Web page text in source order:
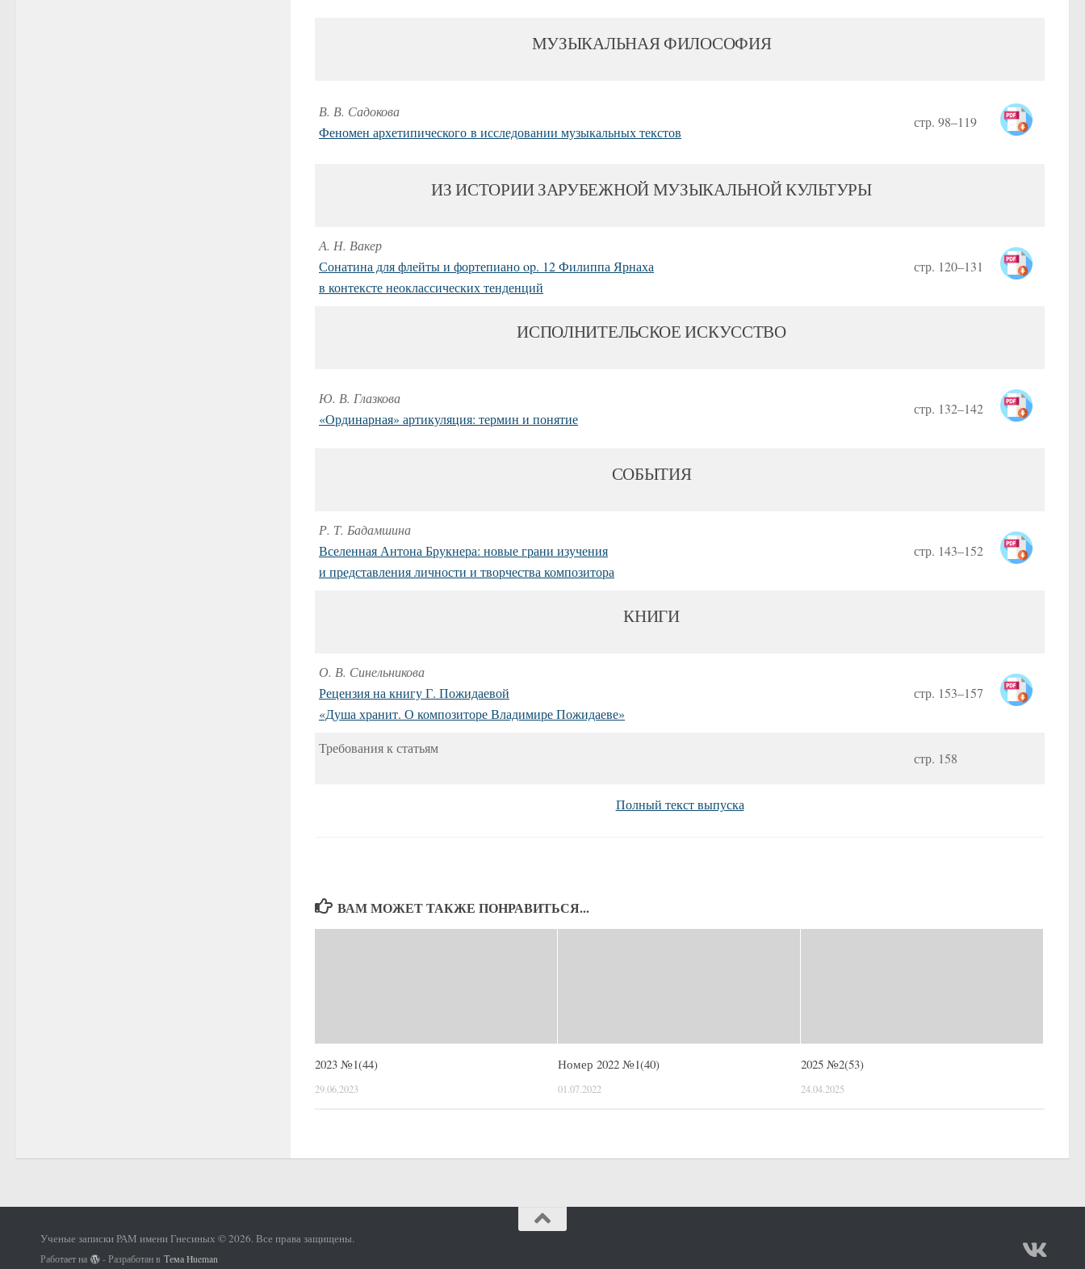
МУЗЫКАЛЬНАЯ ФИЛОСОФИЯ
В. В. Садокова
Феномен архетипического в исследовании музыкальных текстов
стр. 98–119
ИЗ ИСТОРИИ ЗАРУБЕЖНОЙ МУЗЫКАЛЬНОЙ КУЛЬТУРЫ
А. Н. Вакер
Сонатина для флейты и фортепиано op. 12 Филиппа Ярнаха
в контексте неоклассических тенденций
стр. 120–131
ИСПОЛНИТЕЛЬСКОЕ ИСКУССТВО
Ю. В. Глазкова
«Ординарная» артикуляция: термин и понятие
стр. 132–142
СОБЫТИЯ
Р. Т. Бадамшина
Вселенная Антона Брукнера: новые грани изучения
и представления личности и творчества композитора
стр. 143–152
КНИГИ
О. В. Синельникова
Рецензия на книгуГ. Пожидаевой
«Душа хранит. О композиторе Владимире Пожидаеве»
стр. 153–157
Требования к статьям
стр. 158
Полный текст выпуска
ВАМ МОЖЕТ ТАКЖЕ ПОНРАВИТЬСЯ...
2023 №1(44)
29.06.2023
Номер 2022 №1(40)
01.07.2022
2025 №2(53)
24.04.2025
Ученые записки РАМ имени Гнесиных © 2026. Все права защищены.
Работает на - Разработан в Тема Hueman